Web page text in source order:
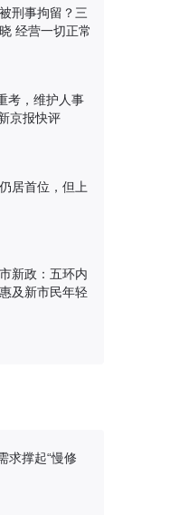
刑事拘留？三
经营一切正常
考，维护人事
京报快评
居首位，但上
新政：五环内
及新市民年轻
求撑起“慢修